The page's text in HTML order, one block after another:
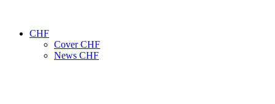
CHF
Cover CHF
News CHF